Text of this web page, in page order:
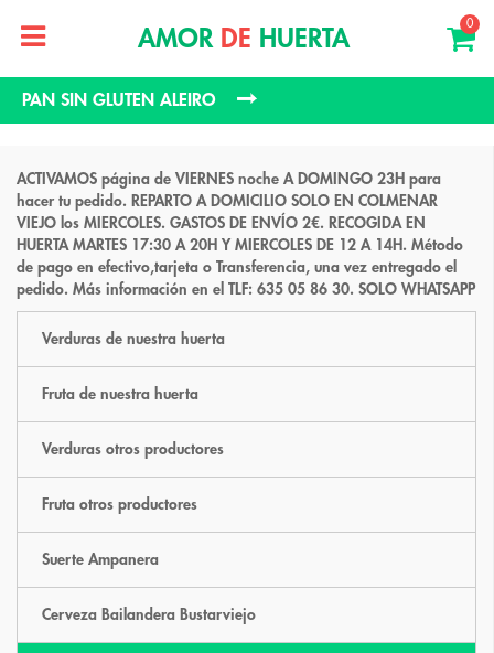
AMOR DE HUERTA
0
PAN SIN GLUTEN ALEIRO
ACTIVAMOS página de VIERNES noche A DOMINGO 23H para
hacer tu pedido. REPARTO A DOMICILIO SOLO EN COLMENAR
VIEJO los MIERCOLES. GASTOS DE ENVÍO 2€. RECOGIDA EN
HUERTA MARTES 17:30 A 20H Y MIERCOLES DE 12 A 14H. Método
de pago en efectivo,tarjeta o Transferencia, una vez entregado el
pedido. Más información en el TLF: 635 05 86 30. SOLO WHATSAPP
Verduras de nuestra huerta
Fruta de nuestra huerta
Verduras otros productores
Fruta otros productores
Suerte Ampanera
Cerveza Bailandera Bustarviejo